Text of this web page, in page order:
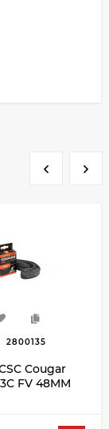
2800135
Cougar
FV 48MM